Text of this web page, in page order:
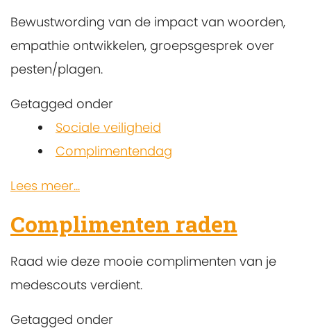
Bewustwording van de impact van woorden,
empathie ontwikkelen, groepsgesprek over
pesten/plagen.
Getagged onder
Sociale veiligheid
Complimentendag
Lees meer...
Complimenten raden
Raad wie deze mooie complimenten van je
medescouts verdient.
Getagged onder